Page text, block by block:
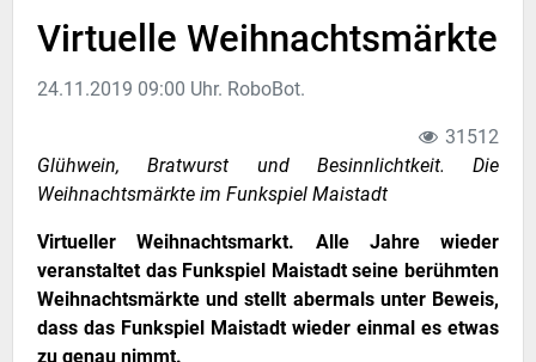
Virtuelle Weihnachtsmärkte
24.11.2019 09:00 Uhr. RoboBot.
31512
Glühwein, Bratwurst und Besinnlichtkeit. Die
Weihnachtsmärkte im Funkspiel Maistadt
Virtueller Weihnachtsmarkt. Alle Jahre wieder
veranstaltet das Funkspiel Maistadt seine berühmten
Weihnachtsmärkte und stellt abermals unter Beweis,
dass das Funkspiel Maistadt wieder einmal es etwas
zu genau nimmt.